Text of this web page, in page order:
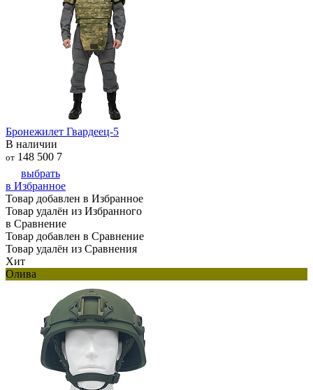
Бронежилет Гвардеец-5
В наличии
от 148 500 7
выбрать
в Избранное
Товар добавлен в Избранное
Товар удалён из Избранного
в Сравнение
Товар добавлен в Сравнение
Товар удалён из Сравнения
Хит
Олива